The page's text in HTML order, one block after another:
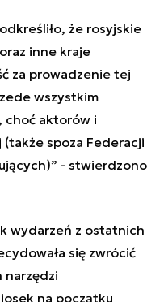
że rosyjskie
inne kraje
za prowadzenie tej
wszystkim
choć aktorów i
spoza Federacji
- stwierdzono
wydarzeń z ostatnich
się zwrócić
narzędzi
na początku